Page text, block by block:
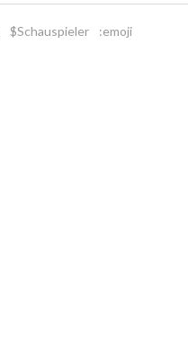
$Schauspieler :emoji